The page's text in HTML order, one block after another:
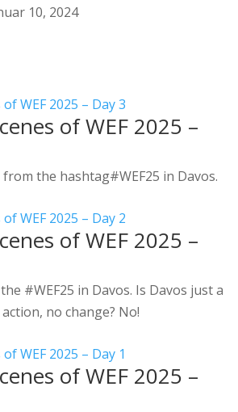
10, 2024
of WEF 2025 –
the hashtag#WEF25 in Davos.
of WEF 2025 –
#WEF25 in Davos. Is Davos just a
no change? No!
of WEF 2025 –